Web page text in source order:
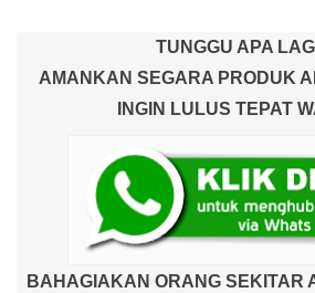
TUNGGU APA
AMANKAN SEGARA PRODUK
INGIN LULUS TEPAT
BAHAGIAKAN ORANG SEKITAR